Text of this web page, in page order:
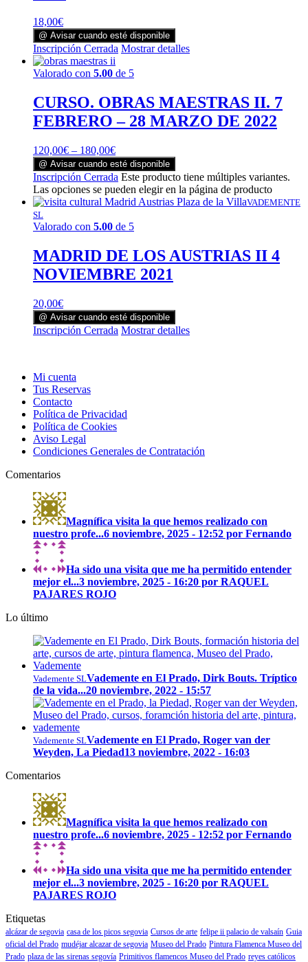
18,00€
@ Avisar cuando esté disponible
Inscripción Cerrada Mostrar detalles
Valorado con 5.00 de 5
CURSO. OBRAS MAESTRAS II. 7
FEBRERO – 28 MARZO DE 2022
120,00€ – 180,00€
@ Avisar cuando esté disponible
Inscripción Cerrada Este producto tiene múltiples variantes.
Las opciones se pueden elegir en la página de producto
VADEMENTE
SL
Valorado con 5.00 de 5
MADRID DE LOS AUSTRIAS II 4
NOVIEMBRE 2021
20,00€
@ Avisar cuando esté disponible
Inscripción Cerrada Mostrar detalles
Mi cuenta
Tus Reservas
Contacto
Política de Privacidad
Política de Cookies
Aviso Legal
Condiciones Generales de Contratación
Comentarios
Magnífica visita la que hemos realizado con
nuestro profe...6 noviembre, 2025 - 12:52 por Fernando
Ha sido una visita que me ha permitido entender
mejor el...3 noviembre, 2025 - 16:20 por RAQUEL
PAJARES ROJO
Lo último
Vademente SLVademente en El Prado, Dirk Bouts. Tríptico
de la vida...20 noviembre, 2022 - 15:57
Vademente SLVademente en El Prado, Roger van der
Weyden, La Piedad13 noviembre, 2022 - 16:03
Comentarios
Magnífica visita la que hemos realizado con
nuestro profe...6 noviembre, 2025 - 12:52 por Fernando
Ha sido una visita que me ha permitido entender
mejor el...3 noviembre, 2025 - 16:20 por RAQUEL
PAJARES ROJO
Etiquetas
alcázar de segovia casa de los picos segovia Cursos de arte felipe ii palacio de valsaín Guia
oficial del Prado mudéjar alcazar de segovia Museo del Prado Pintura Flamenca Museo del
Prado plaza de las sirenas segovía Primitivos flamencos Museo del Prado reyes católicos